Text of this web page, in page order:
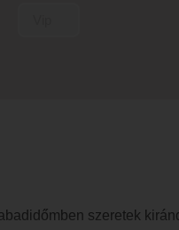
szeretek